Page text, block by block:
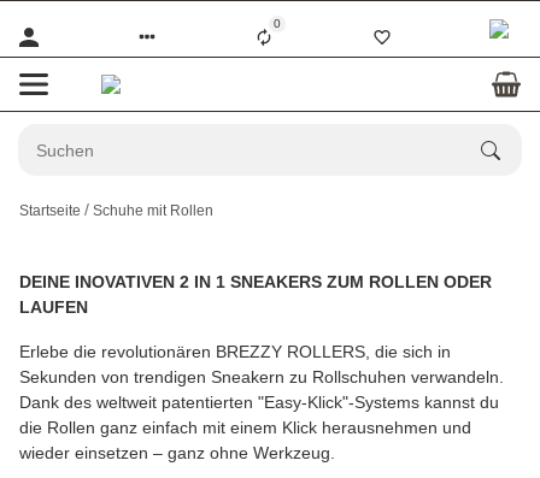
0
Startseite Schuhe mit Rollen
DEINE INOVATIVEN 2 IN 1 SNEAKERS ZUM ROLLEN ODER
LAUFEN
Erlebe die revolutionären BREZZY ROLLERS, die sich in
Sekunden von trendigen Sneakern zu Rollschuhen verwandeln.
Dank des weltweit patentierten "Easy-Klick"-Systems kannst du
die Rollen ganz einfach mit einem Klick herausnehmen und
wieder einsetzen – ganz ohne Werkzeug.